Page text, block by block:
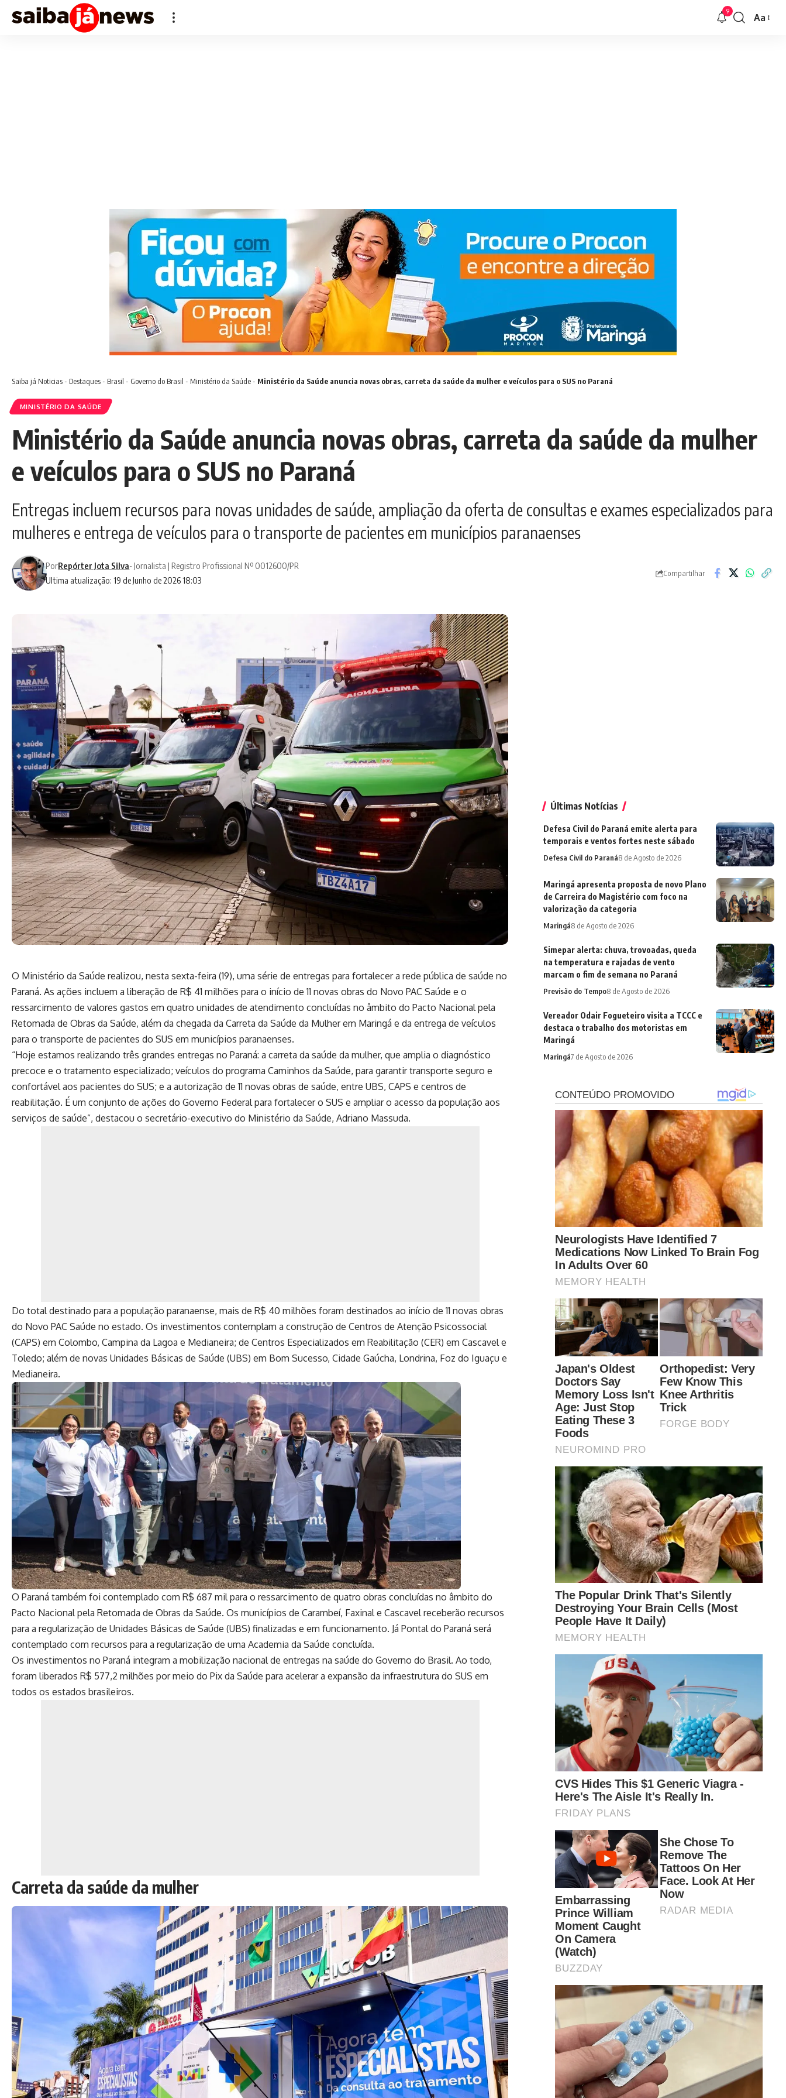
9
Font
Aa
Saiba já Noticias- Destaques- Brasil - Governo do Brasil - Ministério da Saúde- Ministério da Saúde anuncia novas obras, carreta da saúde da mulher e veículos para o SUS no Paraná
MINISTÉRIO DA SAÚDE
Ministério da Saúde anuncia novas obras, carreta da saúde da mulher
e veículos para o SUS no Paraná
Entregas incluem recursos para novas unidades de saúde, ampliação da oferta de consultas e exames especializados para
mulheres e entrega de veículos para o transporte de pacientes em municípios paranaenses
Ultima atualização: 19 de Junho de 2026 18:03
PorRepórter Jota Silva- Jornalista | Registro Profissional Nº 0012600/PR
Compartilhar
O Ministério da Saúde realizou, nesta sexta-feira (19), uma série de entregas para fortalecer a rede pública de saúde no
Paraná. As ações incluem a liberação de R$ 41 milhões para o início de 11 novas obras do Novo PAC Saúde e o
ressarcimento de valores gastos em quatro unidades de atendimento concluídas no âmbito do Pacto Nacional pela
Retomada de Obras da Saúde, além da chegada da Carreta da Saúde da Mulher em Maringá e da entrega de veículos
para o transporte de pacientes do SUS em municípios paranaenses.
“Hoje estamos realizando três grandes entregas no Paraná: a carreta da saúde da mulher, que amplia o diagnóstico
precoce e o tratamento especializado; veículos do programa Caminhos da Saúde, para garantir transporte seguro e
confortável aos pacientes do SUS; e a autorização de 11 novas obras de saúde, entre UBS, CAPS e centros de
reabilitação. É um conjunto de ações do Governo Federal para fortalecer o SUS e ampliar o acesso da população aos
serviços de saúde”, destacou o secretário-executivo do Ministério da Saúde, Adriano Massuda.
Do total destinado para a população paranaense, mais de R$ 40 milhões foram destinados ao início de 11 novas obras
do Novo PAC Saúde no estado. Os investimentos contemplam a construção de Centros de Atenção Psicossocial
(CAPS) em Colombo, Campina da Lagoa e Medianeira; de Centros Especializados em Reabilitação (CER) em Cascavel e
Toledo; além de novas Unidades Básicas de Saúde (UBS) em Bom Sucesso, Cidade Gaúcha, Londrina, Foz do Iguaçu e
Medianeira.
O Paraná também foi contemplado com R$ 687 mil para o ressarcimento de quatro obras concluídas no âmbito do
Pacto Nacional pela Retomada de Obras da Saúde. Os municípios de Carambeí, Faxinal e Cascavel receberão recursos
para a regularização de Unidades Básicas de Saúde (UBS) finalizadas e em funcionamento. Já Pontal do Paraná será
contemplado com recursos para a regularização de uma Academia da Saúde concluída.
Os investimentos no Paraná integram a mobilização nacional de entregas na saúde do Governo do Brasil. Ao todo,
foram liberados R$ 577,2 milhões por meio do Pix da Saúde para acelerar a expansão da infraestrutura do SUS em
todos os estados brasileiros.
Carreta da saúde da mulher
Últimas Notícias
Defesa Civil do Paraná emite alerta para
temporais e ventos fortes neste sábado
Defesa Civil do Paraná8 de Agosto de 2026
Maringá apresenta proposta de novo Plano
de Carreira do Magistério com foco na
valorização da categoria
Maringá8 de Agosto de 2026
Simepar alerta: chuva, trovoadas, queda
na temperatura e rajadas de vento
marcam o fim de semana no Paraná
Previsão do Tempo8 de Agosto de 2026
Vereador Odair Fogueteiro visita a TCCC e
destaca o trabalho dos motoristas em
Maringá
Maringá7 de Agosto de 2026